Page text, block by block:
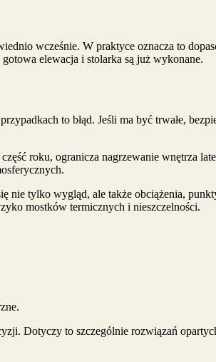
wcześnie. W praktyce oznacza to
elewacja i stolarka są już wykonane.
to błąd. Jeśli ma być trwałe,
roku, ogranicza nagrzewanie wnętrza
nie tylko wygląd, ale także obciążenia,
mostków termicznych i nieszczelności.
Dotyczy to szczególnie rozwiązań